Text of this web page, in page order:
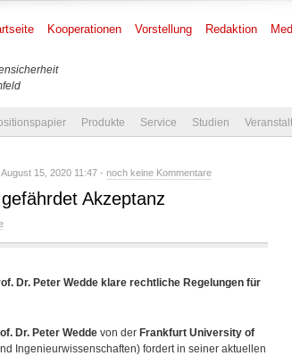
Kooperationen Vorstellung Redaktion
Produkte Service Studien
15, 2020 11:47 - noch keine Kommentare
Akzeptanz
Dr. Peter Wedde klare rechtliche Regelungen für
Dr. Peter Wedde von der Frankfurt University of
Ingenieurwissenschaften) fordert in seiner aktuellen